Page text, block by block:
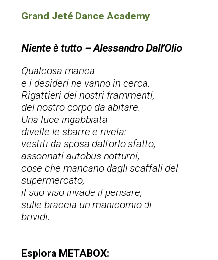
Grand Jeté Dance Academy
Niente è tutto –Alessandro Dall’Olio
Qualcosa manca
e i desideri ne vanno in cerca.
Rigattieri dei nostri frammenti,
del nostro corpo da abitare.
Una luce ingabbiata
divelle le sbarre e rivela:
vestiti da sposa dall’orlo sfatto,
assonnati autobus notturni,
cose che mancano dagli scaffali del
supermercato,
il suo viso invade il pensare,
sulle braccia un manicomio di
brividi.
Esplora METABOX: